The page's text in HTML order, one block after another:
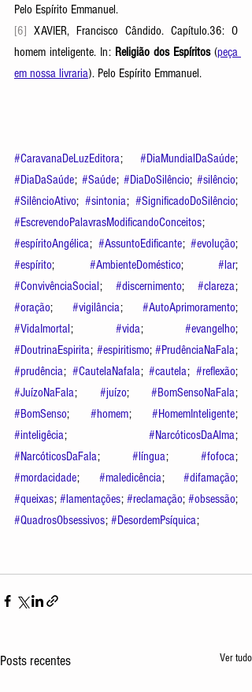
Pelo Espírito Emmanuel.
[6]
XAVIER, Francisco Cândido. Capítulo.36: O
homem inteligente. In: Religião dos Espíritos (peça
em nossa livraria). Pelo Espírito Emmanuel.
#CaravanaDeLuzEditora; #DiaMundialDaSaúde
#DiaDaSaúde; #Saúde; #DiaDoSilêncio; #silêncio
#SilêncioAtivo; #sintonia; #SignificadoDoSilêncio
#EscrevendoPalavrasModificandoConceitos
#espíritoAngélica; #AssuntoEdificante; #evolução
#espírito; #AmbienteDoméstico; #lar
#ConvivênciaSocial ; #discernimento; #clareza
#oração; #vigilância; #AutoAprimoramento
#VidaImortal ; #vida; #evangelho
#DoutrinaEspirita; #espiritismo; #PrudênciaNaFala
#prudência; #CautelaNafala; #cautela; #reflexão
#JuízoNaFala; #juízo; #BomSensoNaFala
#BomSenso; #homem; #HomemInteligente
#inteligêcia; #NarcóticosDaAlma
#NarcóticosDaFala; #língua; #fofoca
#mordacidade; #maledicência; #difamação
#queixas; #lamentações; #reclamação; #obsessão
#QuadrosObsessivos; #DesordemPsíquica;
Posts recentes Ver tudo